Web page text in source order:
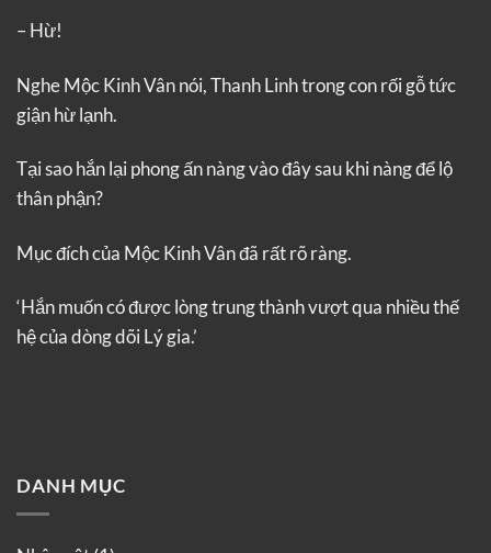
– Hừ!
Nghe Mộc Kinh Vân nói, Thanh Linh trong con rối gỗ tức
giận hừ lạnh.
Tại sao hắn lại phong ấn nàng vào đây sau khi nàng để lộ
thân phận?
Mục đích của Mộc Kinh Vân đã rất rõ ràng.
‘Hắn muốn có được lòng trung thành vượt qua nhiều thế
hệ của dòng dõi Lý gia.’
DANH MỤC